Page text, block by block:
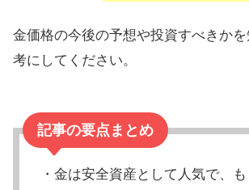
金価格の今後の予想や投資すべきか
考にしてください。
記事の要点まとめ
・金は安全資産として人気で、